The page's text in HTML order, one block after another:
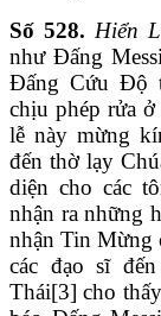
Số 528. Hiển
như Đấng
Đấng Cứu Độ
chịu phép rửa
lễ này mừng
đến thờ lạy
diện cho các
nhận ra những
nhận Tin Mừng
các đạo sĩ
Thái[3] cho